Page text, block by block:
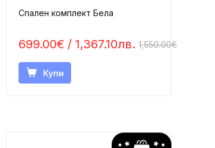
699.00€ / 1,367.10лв. 1,550.00€
Спален комплект Бела
Купи